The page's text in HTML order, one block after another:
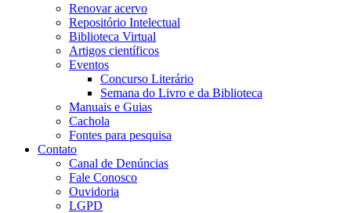
Renovar acervo
Repositório Intelectual
Biblioteca Virtual
Artigos científicos
Eventos
Concurso Literário
Semana do Livro e da Biblioteca
Manuais e Guias
Cachola
Fontes para pesquisa
Contato
Canal de Denúncias
Fale Conosco
Ouvidoria
LGPD